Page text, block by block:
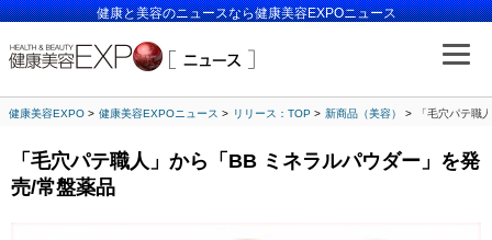
健康と美容のニュースなら健康美容EXPOニュース
健康美容EXPO 健康美容EXPOニュース リリース：TOP 新商品（美容） 「毛穴パテ職
「毛穴パテ職人」から「BB ミネラルパウダー」を発
売/常盤薬品